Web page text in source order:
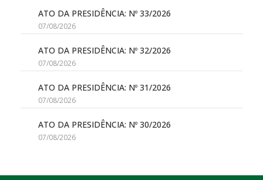
ATO DA PRESIDÊNCIA: Nº 33/2026
07/08/2026
ATO DA PRESIDÊNCIA: Nº 32/2026
07/08/2026
ATO DA PRESIDÊNCIA: Nº 31/2026
07/08/2026
ATO DA PRESIDÊNCIA: Nº 30/2026
07/08/2026